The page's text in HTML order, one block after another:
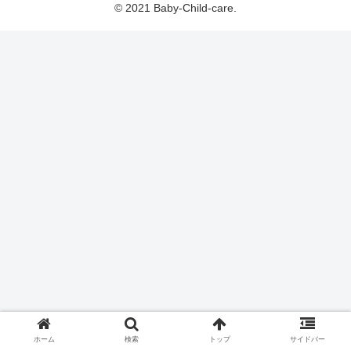
© 2021 Baby-Child-care.
ホーム 検索 トップ サイドバー